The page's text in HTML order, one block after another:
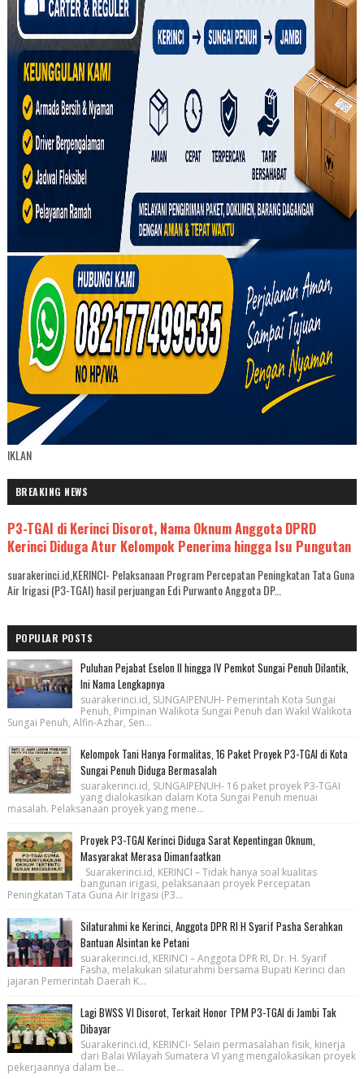
IKLAN
BREAKING NEWS
P3-TGAI di Kerinci Disorot, Nama Oknum Anggota DPRD
Kerinci Diduga Atur Kelompok Penerima hingga Isu Pungutan
suarakerinci.id,KERINCI- Pelaksanaan Program Percepatan Peningkatan Tata Guna
Air Irigasi (P3-TGAI) hasil perjuangan Edi Purwanto Anggota DP...
POPULAR POSTS
Puluhan Pejabat Eselon II hingga IV Pemkot Sungai Penuh Dilantik,
Ini Nama Lengkapnya
suarakerinci.id, SUNGAIPENUH- Pemerintah Kota Sungai
Penuh, Pimpinan Walikota Sungai Penuh dan Wakil Walikota
Sungai Penuh, Alfin-Azhar, Sen...
Kelompok Tani Hanya Formalitas, 16 Paket Proyek P3-TGAI di Kota
Sungai Penuh Diduga Bermasalah
suarakerinci.id, SUNGAIPENUH- 16 paket proyek P3-TGAI
yang dialokasikan dalam Kota Sungai Penuh menuai
masalah. Pelaksanaan proyek yang mene...
Proyek P3-TGAI Kerinci Diduga Sarat Kepentingan Oknum,
Masyarakat Merasa Dimanfaatkan
Suarakerinci.id, KERINCI – Tidak hanya soal kualitas
bangunan irigasi, pelaksanaan proyek Percepatan
Peningkatan Tata Guna Air Irigasi (P3...
Silaturahmi ke Kerinci, Anggota DPR RI H Syarif Pasha Serahkan
Bantuan Alsintan ke Petani
suarakerinci.id, KERINCI – Anggota DPR RI, Dr. H. Syarif
Fasha, melakukan silaturahmi bersama Bupati Kerinci dan
jajaran Pemerintah Daerah K...
Lagi BWSS VI Disorot, Terkait Honor TPM P3-TGAI di Jambi Tak
Dibayar
Suarakerinci.id, KERINCI- Selain permasalahan fisik, kinerja
dari Balai Wilayah Sumatera VI yang mengalokasikan proyek
pekerjaannya dalam be...